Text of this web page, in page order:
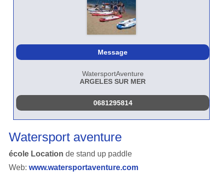
Message
WatersportAventure
ARGELES SUR MER
0681295814
Watersport aventure
école Location de stand up paddle
Web: www.watersportaventure.com